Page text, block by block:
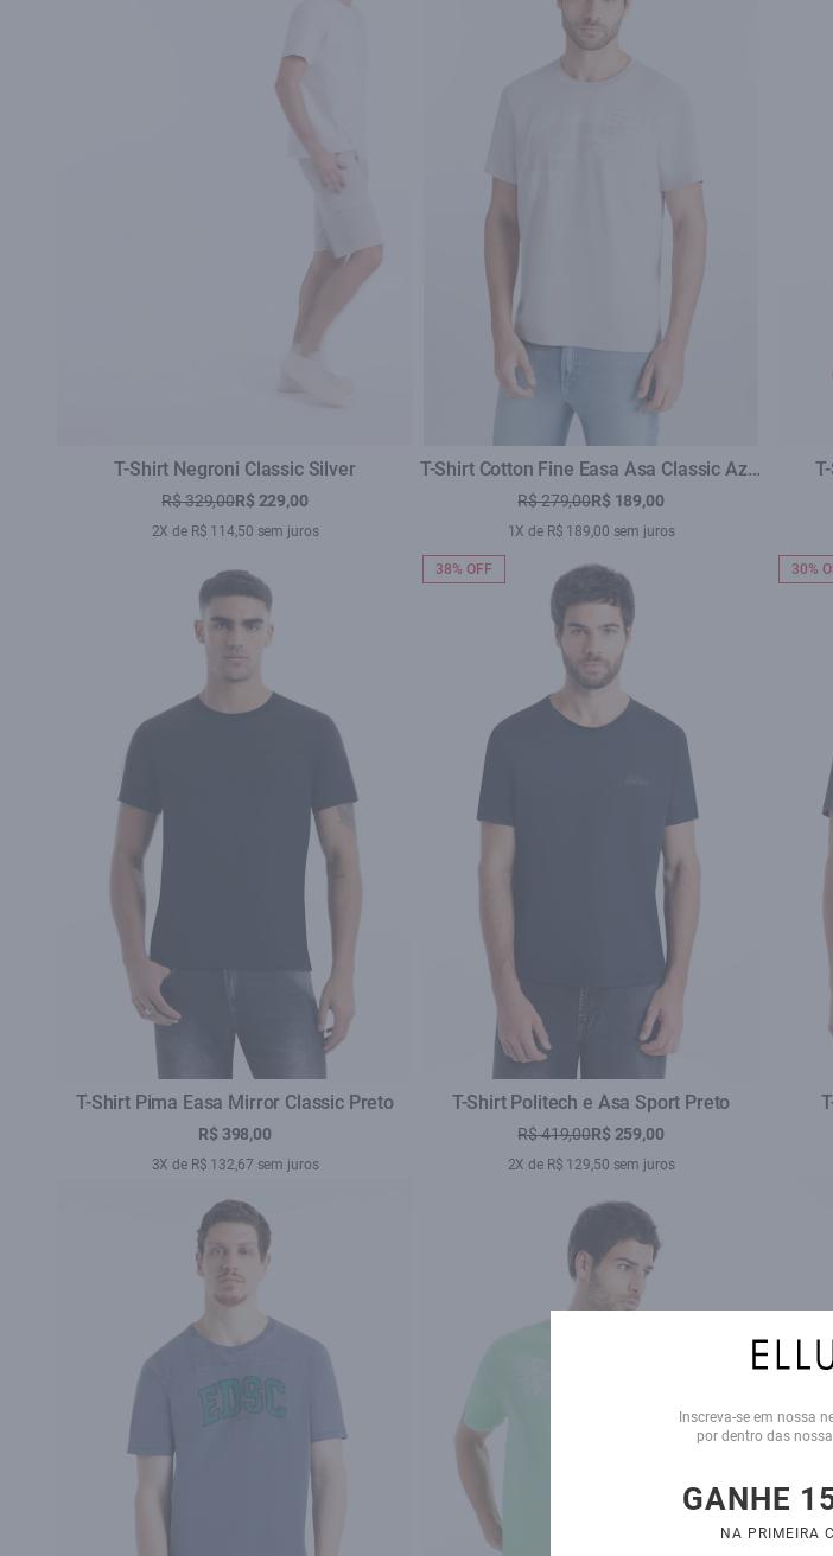
T-Shirt Negroni Classic Silver
R$ 329,00R$ 229,00
2X de R$ 114,50 sem juros
T-Shirt Cotton Fine Easa Asa Classic Azul
Seco
R$ 279,00R$ 189,00
1X de R$ 189,00 sem juros
T-Shirt Pima Easa Mirror Classic Preto
R$ 398,00
3X de R$ 132,67 sem juros
T-Shirt Politech e Asa Sport Preto
R$ 419,00R$ 259,00
2X de R$ 129,50 sem juros
38% OFF 30%
Inscreva-se em nossa
por dentro das
GANHE
NA PRIMEIRA